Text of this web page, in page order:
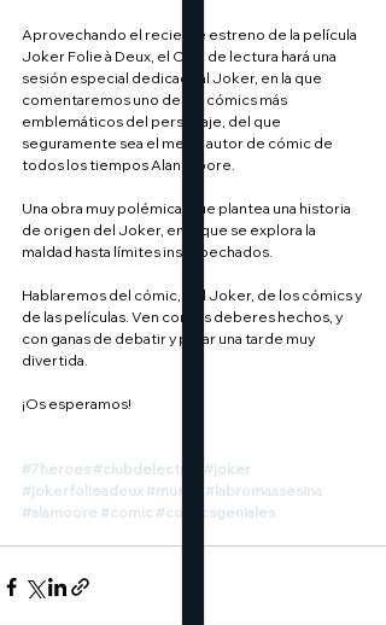
Aprovechando el reciente estreno de la película
Joker Folie à Deux, el Club de lectura hará una
sesión especial dedicada al Joker, en la que
comentaremos uno de los cómics más
emblemáticos del personaje, del que
seguramente sea el mejor autor de cómic de
todos los tiempos Alan Moore.
Una obra muy polémica, que plantea una historia
de origen del Joker, en la que se explora la
maldad hasta límites insospechados.
Hablaremos del cómic, del Joker, de los cómics y
de las películas. Ven con los deberes hechos, y
con ganas de debatir y pasar una tarde muy
divertida.
¡Os esperamos!
#7heroes #clubdelectura
#joker
#jokerfolieadeux #murcia
#labromaasesina
#alamoore #comic #comicsgeniales